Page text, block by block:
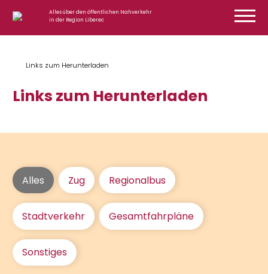
Alles über den öffentlichen Nahverkehr
in der Region Liberec
Links zum Herunterladen
Links zum Herunterladen
Alles Zug Regionalbus
Stadtverkehr Gesamtfahrpläne
Sonstiges